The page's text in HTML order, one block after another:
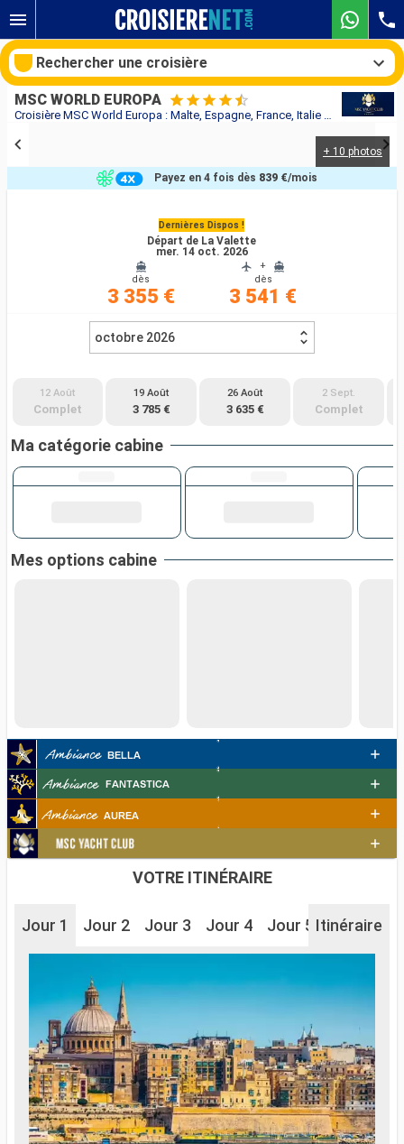
Croisière MSC World Europa : Malte, Espagne, France, Italie au départ de La Valette
MSC WORLD EUROPA
+ 10 photos
Dernières Dispos !
Départ de La Valette
mer. 14 oct. 2026
dès
3 355 €
+
dès
3 541 €
Payez en 4 fois dès 839 €/mois
octobre 2026
12 Août
Complet
19 Août
3 785 €
26 Août
3 635 €
2 Sept.
Complet
Ma catégorie cabine
Mes options cabine
VOTRE ITINÉRAIRE
Jour 1 Jour 2 Jour 3 Jour 4 Jour 5 Jour 6
Itinéraire
Rechercher une croisière
Compagnies
Rechercher